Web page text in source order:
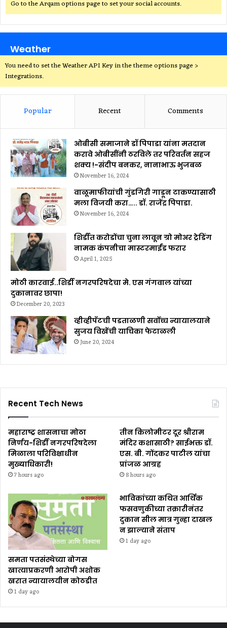
Go to the Arqam options page to set your social accounts.
Weather
You need to set the Weather API Key in the theme options page >
Integrations.
Popular Recent Comments
ओबीसी समाजाने डॉ पिपाडा यांना मतदान
करावे ओबीसींनी ठरविले तर परिवर्तन सहज
शक्य !-संदीप बनकर, नानाभाऊ भुजबळ
November 16, 2024
वाळूमाफीयांची गुंडगिरी गाडून टाकण्यासाठी
मला विजयी करा….. डॉ. राजेंद्र पिपाडा.
November 16, 2024
शिर्डीत करोडोंचा चुना लावून ग्रो मोअर ट्रेडिंग
नामक कंपनीचा मास्टरमाईंड फरार
April 1, 2025
मोठी कारवाई..शिर्डी नगरपरिषदेचा मे. एस गंगवाल यांच्या
दुकानावर छापा!
December 20, 2023
व्हीव्हीपॅटची पडताळणी सर्वोच्च न्यायालयाने
सुजय विखेंची याचिका फेटाळली
June 20, 2024
Recent Tech News
महाराष्ट्र शासनाचा मोठा
निर्णय-शिर्डी नगरपरिषदेला
मिळाला परिविक्षाधीन
मुख्याधिकारी!
7 hours ago
तीन किलोमीटर दूर श्रीराम
मंदिर कशासाठी? साईभक्त डॉ.
एस. बी. गोंदकर पाटील यांचा
प्रांजळ आग्रह
8 hours ago
समता पतसंस्थेच्या बोगस
खात्याप्रकरणी आरोपी अशोक
खरात न्यायालयीन कोठडीत
1 day ago
भाविकांच्या कथित आर्थिक
फसवणुकीच्या तक्रारीनंतर
दुकान सील मात्र गुन्हा दाखल
न झाल्याने संताप
1 day ago